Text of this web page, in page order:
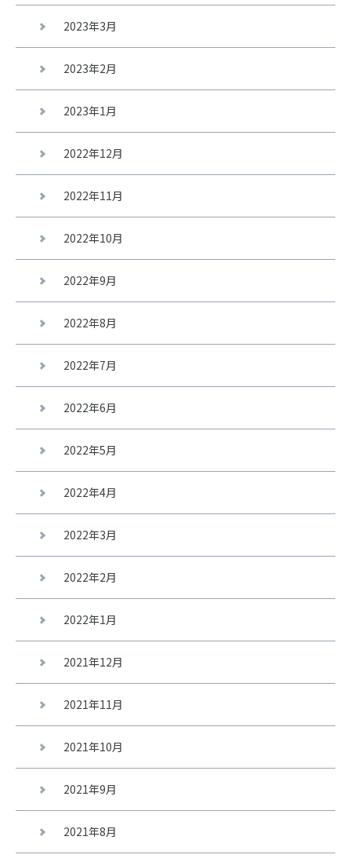
2023年3月
2023年2月
2023年1月
2022年12月
2022年11月
2022年10月
2022年9月
2022年8月
2022年7月
2022年6月
2022年5月
2022年4月
2022年3月
2022年2月
2022年1月
2021年12月
2021年11月
2021年10月
2021年9月
2021年8月